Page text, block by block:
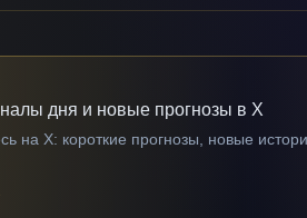
дня и новые прогнозы в X
на X: короткие прогнозы, новые